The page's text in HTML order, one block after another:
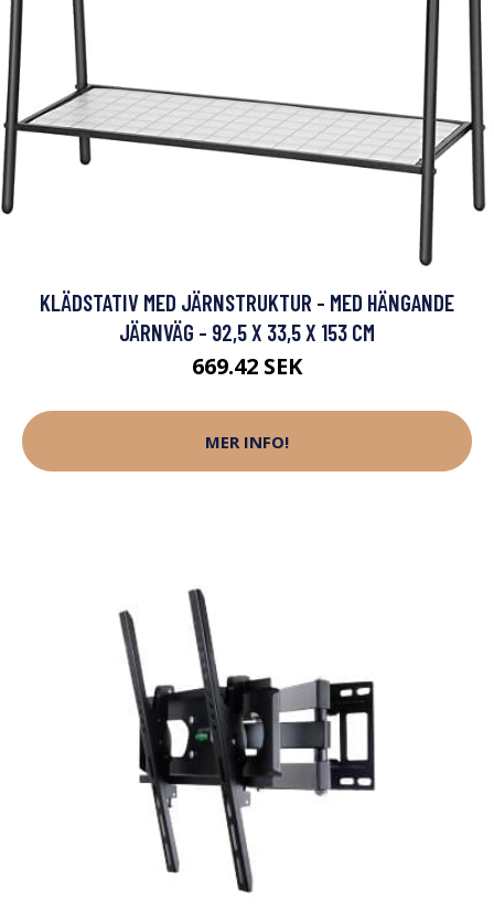
KLÄDSTATIV MED JÄRNSTRUKTUR - MED HÄNGANDE
JÄRNVÄG - 92,5 X 33,5 X 153 CM
669.42 SEK
MER INFO!